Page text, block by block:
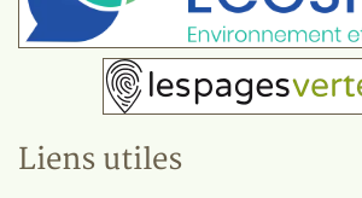
Liens utiles